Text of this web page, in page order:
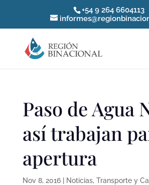
+54 9 264 6604113
Paso de Agua
así trabajan
apertura
Nov 8, 2016| Noticias, Transporte y